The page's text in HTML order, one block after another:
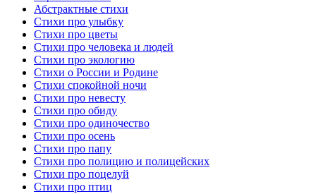
Абстрактные стихи
Стихи про улыбку
Стихи про цветы
Стихи про человека и людей
Стихи про экологию
Стихи о России и Родине
Стихи спокойной ночи
Стихи про невесту
Стихи про обиду
Стихи про одиночество
Стихи про осень
Стихи про папу
Стихи про полицию и полицейских
Стихи про поцелуй
Стихи про птиц